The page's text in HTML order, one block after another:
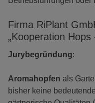
Firma RiPlant
„Kooperation
Jurybegründung:
Aromahopfen als
bisher keine